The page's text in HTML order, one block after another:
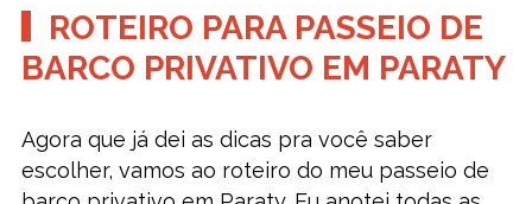
ROTEIRO PARA PASSEIO DE
BARCO PRIVATIVO EM PARATY
Agora que já dei as dicas pra você saber
escolher, vamos ao roteiro do meu passeio de